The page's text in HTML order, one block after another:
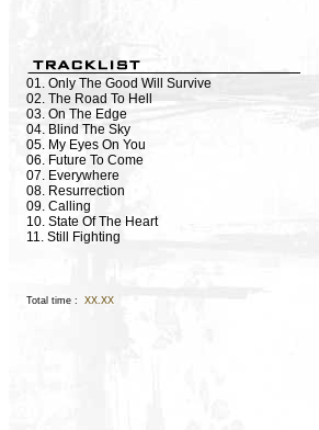
01. Only The Good Will Survive
02. The Road To Hell
03. On The Edge
04. Blind The Sky
05. My Eyes On You
06. Future To Come
07. Everywhere
08. Resurrection
09. Calling
10. State Of The Heart
11. Still Fighting
Total time : XX.XX